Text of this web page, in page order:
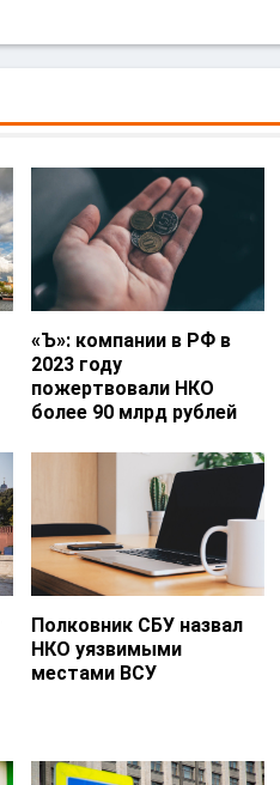
«Ъ‎»: компании в РФ в
2023 году
пожертвовали НКО
более 90 млрд рублей
Полковник СБУ назвал
НКО уязвимыми
местами ВСУ